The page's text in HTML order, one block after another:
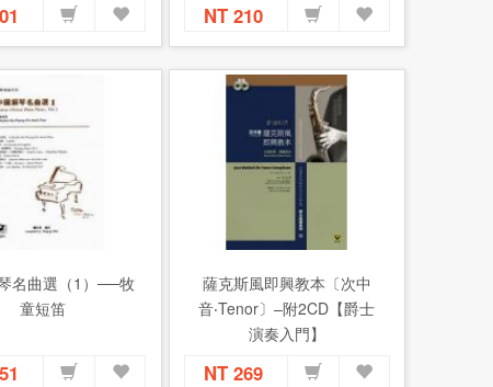
NT 210
名曲選（1）──牧
童短笛
薩克斯風即興教本〔次中
音‧Tenor〕–附2CD【爵士
演奏入門】
NT 269